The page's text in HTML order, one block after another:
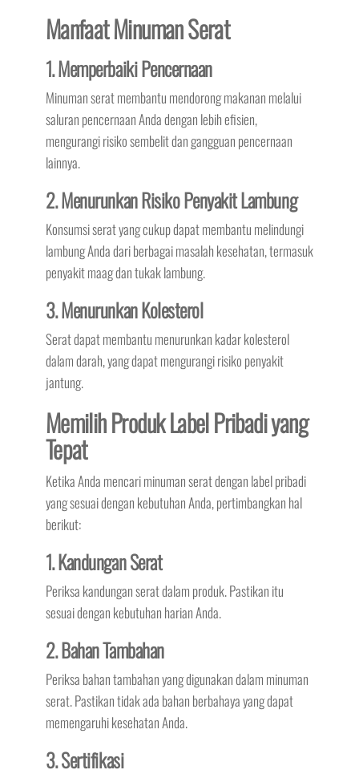
Manfaat Minuman Serat
1. Memperbaiki Pencernaan
Minuman serat membantu mendorong makanan melalui
saluran pencernaan Anda dengan lebih efisien,
mengurangi risiko sembelit dan gangguan pencernaan
lainnya.
2. Menurunkan Risiko Penyakit Lambung
Konsumsi serat yang cukup dapat membantu melindungi
lambung Anda dari berbagai masalah kesehatan, termasuk
penyakit maag dan tukak lambung.
3. Menurunkan Kolesterol
Serat dapat membantu menurunkan kadar kolesterol
dalam darah, yang dapat mengurangi risiko penyakit
jantung.
Memilih Produk Label Pribadi yang
Tepat
Ketika Anda mencari minuman serat dengan label pribadi
yang sesuai dengan kebutuhan Anda, pertimbangkan hal
berikut:
1. Kandungan Serat
Periksa kandungan serat dalam produk. Pastikan itu
sesuai dengan kebutuhan harian Anda.
2. Bahan Tambahan
Periksa bahan tambahan yang digunakan dalam minuman
serat. Pastikan tidak ada bahan berbahaya yang dapat
memengaruhi kesehatan Anda.
3. Sertifikasi